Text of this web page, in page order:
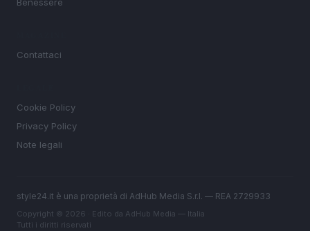
Contattaci
Cookie Policy
Privacy Policy
Note legali
style24.it è una proprietà di AdHub Media S.r.l. — REA 2729933
Copyright © 2026 · Edito da AdHub Media — Italia
Tutti i diritti riservati